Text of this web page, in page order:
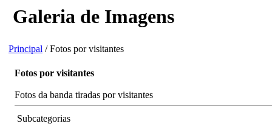
Galeria de Imagens
Principal / Fotos por visitantes
Fotos por visitantes
Fotos da banda tiradas por visitantes
Subcategorias